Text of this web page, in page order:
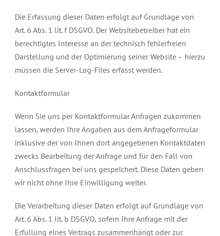
Die Erfassung dieser Daten erfolgt auf Grundlage von
Art. 6 Abs. 1 lit. f DSGVO. Der Websitebetreiber hat ein
berechtigtes Interesse an der technisch fehlerfreien
Darstellung und der Optimierung seiner Website – hierzu
müssen die Server-Log-Files erfasst werden.
Kontaktformular
Wenn Sie uns per Kontaktformular Anfragen zukommen
lassen, werden Ihre Angaben aus dem Anfrageformular
inklusive der von Ihnen dort angegebenen Kontaktdaten
zwecks Bearbeitung der Anfrage und für den Fall von
Anschlussfragen bei uns gespeichert. Diese Daten geben
wir nicht ohne Ihre Einwilligung weiter.
Die Verarbeitung dieser Daten erfolgt auf Grundlage von
Art. 6 Abs. 1 lit. b DSGVO, sofern Ihre Anfrage mit der
Erfüllung eines Vertrags zusammenhängt oder zur